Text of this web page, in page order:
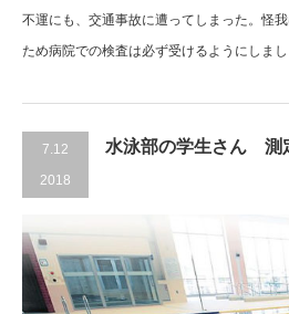
不運にも、交通事故に遭ってしまった。怪
ため病院での検査は必ず受けるようにしまし
7.12
2018
水泳部の学生さん 測